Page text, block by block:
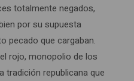
totalmente negados,
por su supuesta
pecado que cargaban.
rojo, monopolio de los
tradición republicana que